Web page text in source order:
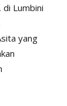
di Lumbini
yang